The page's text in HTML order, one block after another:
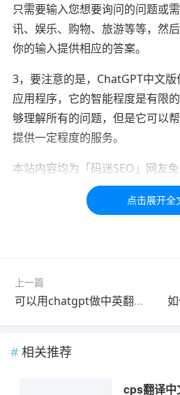
只需要输入您想要询问的问题或
讯、娱乐、购物、旅游等等，然
你的输入提供相应的答案。
3，要注意的是，ChatGPT中文
应用程序，它的智能程度是有限
够理解所有的问题，但是它可以
提供一定程度的服务。
本站内容均为「码迷SEO」网友
习交流，如有疑问，请联系我们
上一篇
可以用chatgpt做中英翻译吗 可以用chatgpt做翻译吗
相关推荐
cps翻译